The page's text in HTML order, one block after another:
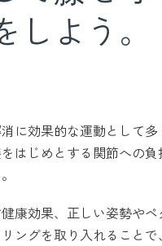
よう。
に効果的な運動として多
はじめとする関節への
康効果、正しい姿勢や
ングを取り入れること